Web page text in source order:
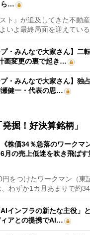
ら…
ト』が追及してきた不動
いよ最終局面を迎えてい
プ・みんなで大家さん】二
画変更の裏で起き…
プ・みんなで大家さん】独
健一・代表の思…
掘！好決算銘柄」
《株価34％急落のワークマ
6月の売上低迷を吹き飛ば
をつけたワークマン（東
わずか1カ月あまりで約
インフラの新たな主役」
アとの提携でAI…